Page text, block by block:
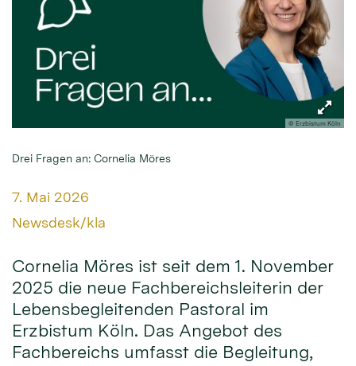
© Erzbistum Köln
Drei Fragen an: Cornelia Möres
Datum:
7. Mai 2026
Von:
Newsdesk/kla
Cornelia Möres ist seit dem 1. November
2025 die neue Fachbereichsleiterin der
Lebensbegleitenden Pastoral im
Erzbistum Köln. Das Angebot des
Fachbereichs umfasst die Begleitung,